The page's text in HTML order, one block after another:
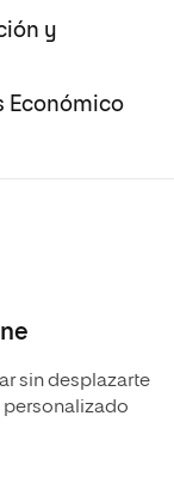
y
Económico
sin desplazarte